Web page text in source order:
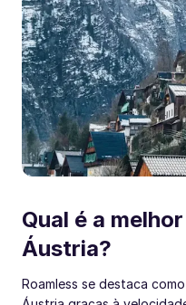
Qual é a
Áustria?
Roamless se destaca